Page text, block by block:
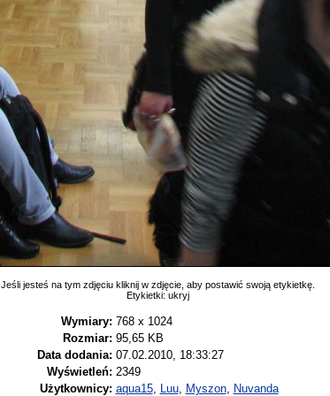
Jeśli jesteś na tym zdjęciu kliknij w zdjęcie, aby postawić swoją etykietkę.
Etykietki: ukryj
Wymiary: 768 x 1024
Rozmiar: 95,65 KB
Data dodania: 07.02.2010, 18:33:27
Wyświetleń: 2349
Użytkownicy: aqua15, Luu, Myszon, Nuvanda